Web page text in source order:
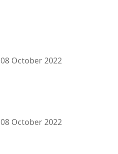
08 October 2022
08 October 2022